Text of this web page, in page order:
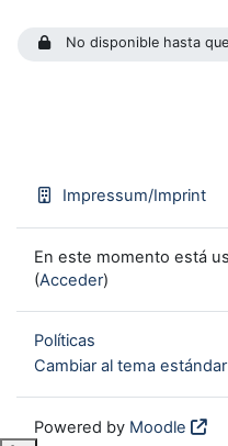
No disponible hasta
Impressum/Imprint
En este momento está
(Acceder)
Políticas
Cambiar al tema estándar
Powered by Moodle